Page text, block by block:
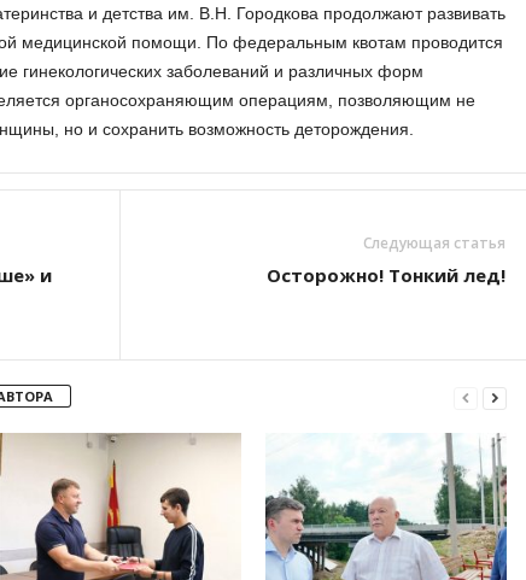
и детства им. В.Н. Городкова продолжают развивать
медицинской помощи. По федеральным квотам проводится
гинекологических заболеваний и различных форм
органосохраняющим операциям, позволяющим не
но и сохранить возможность деторождения.
и
Следующая статья
Осторожно! Тонкий лед!